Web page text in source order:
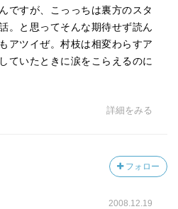
ですが、こっっちは裏方のスタ
。と思ってそんな期待せず読ん
アツイぜ。村枝は相変わらすア
ていたときに涙をこらえるのに
詳細をみる
フォロー
2008.12.19